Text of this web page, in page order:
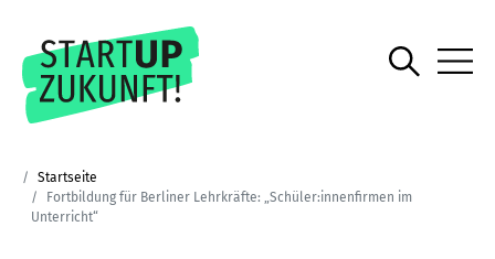
Startseite
Fortbildung für Berliner Lehrkräfte: „Schüler:innenfirmen im
Unterricht“